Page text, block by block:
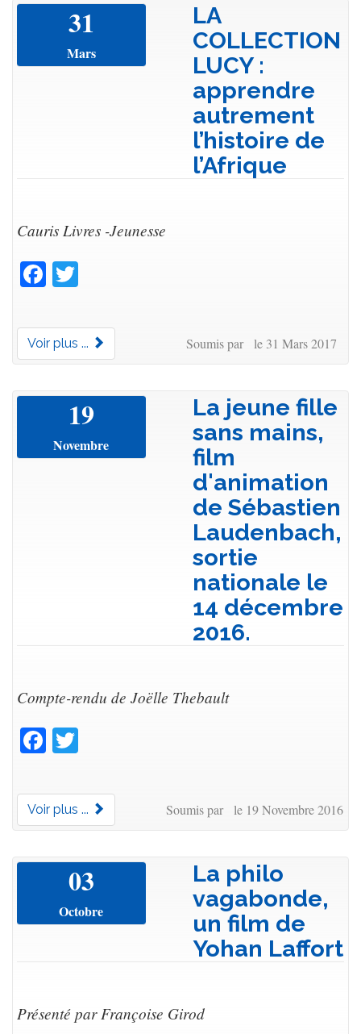
31
Mars
LA
COLLECTION
LUCY :
apprendre
autrement
l’histoire de
l’Afrique
Cauris Livres -Jeunesse
Facebook
Voir plus ... Soumis par le 31 Mars 2017
19
Novembre
La jeune fille
sans mains,
film
d'animation
de Sébastien
Laudenbach,
sortie
nationale le
14 décembre
2016.
Compte-rendu de Joëlle Thebault
Facebook
Voir plus ... Soumis par le 19 Novembre 2016
03
Octobre
La philo
vagabonde,
un film de
Yohan Laffort
Présenté par Françoise Girod